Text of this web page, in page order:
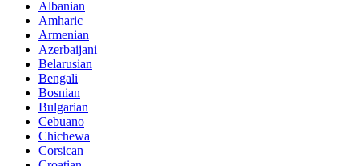
Albanian
Amharic
Armenian
Azerbaijani
Belarusian
Bengali
Bosnian
Bulgarian
Cebuano
Chichewa
Corsican